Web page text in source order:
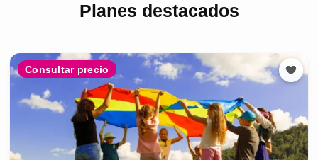
Planes destacados
Consultar precio